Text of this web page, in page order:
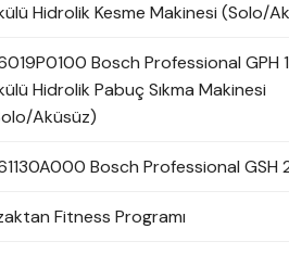
Hidrolik Kesme Makinesi (Solo/
Bosch Professional GPH
Hidrolik Pabuç Sıkma Makinesi
Aküsüz)
Bosch Professional GSH
Fitness Programı